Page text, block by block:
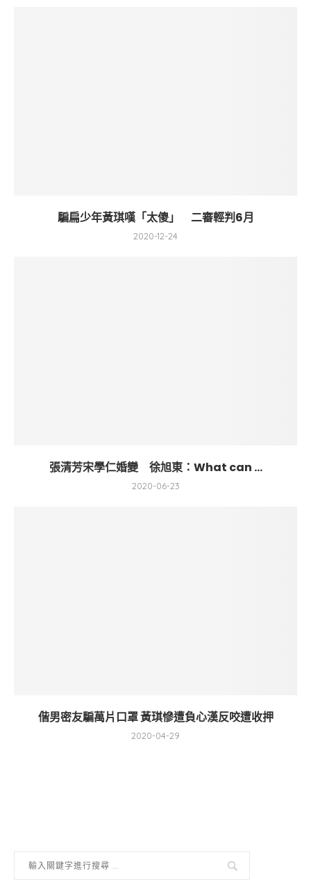
騙扁少年黃琪嘆「太傻」 二審輕判6月
2020-12-24
張清芳宋學仁婚變 徐旭東：What can ...
2020-06-23
偕男密友騙萬片口罩 黃琪慘遭負心漢反咬遭收押
2020-04-29